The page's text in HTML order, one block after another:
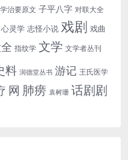
治要原文 子平八字 对联大全
心灵学 志怪小说 戏剧 戏曲
指纹学 文学 文学者丛刊
料 润德堂丛书 游记 王氏医学
网 肺痨 袁树珊 话剧剧